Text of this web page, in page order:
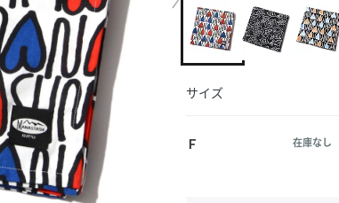
サイズ
Ｆ 在庫なし